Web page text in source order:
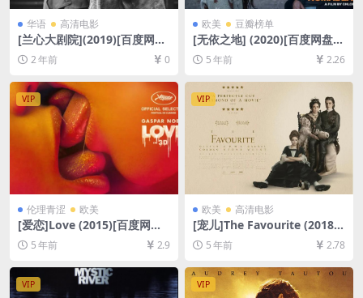
华语 高清电影
[兰心大剧院](2019)[百度网盘
+夸克网盘1080P超清未删减
资源][网盘在线播放/下载][MP
4/8.2GB][中英字幕]
2 年前 0
欧美 豆瓣榜单
[无依之地] (2020)[百度网盘
+迅雷云盘资源1080P超清未
删减][MP4/6.4GB][特效中英
字幕]
5 年前 2.26
VIP
伦理青涩 欧美
[爱恋]Love (2015)[百度网盘
+夸克网盘+迅雷云盘资源1080
P超清][MP4/8.6GB][原声中
字]【手机在线无法观看，请下
载防和谐压缩包（含解压密
码）】
5 年前 2.9
VIP
欧美 高清电影
[宠儿]The Favourite (2018)
[百度网盘+迅雷云盘资源1080
P超清未删减][MP4/7.5GB][中
英字幕]
5 年前 2.78
VIP VIP